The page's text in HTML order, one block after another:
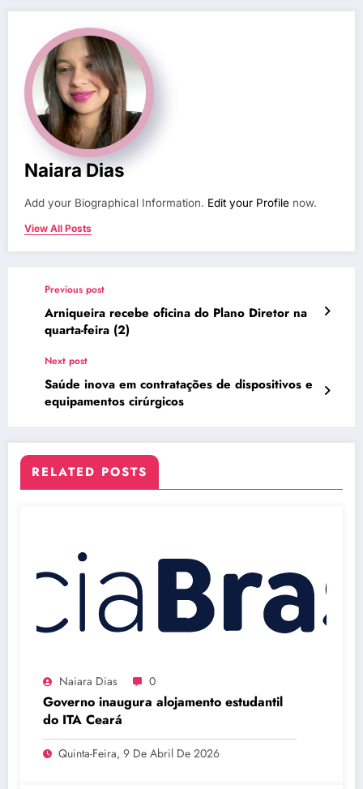
Naiara Dias
Add your Biographical Information. Edit your Profile now.
View All Posts
Previous post
Arniqueira recebe oficina do Plano Diretor na
quarta-feira (2)
Next post
Saúde inova em contratações de dispositivos e
equipamentos cirúrgicos
RELATED POSTS
Naiara Dias 0
Governo inaugura alojamento estudantil
do ITA Ceará
Quinta-Feira, 9 De Abril De 2026